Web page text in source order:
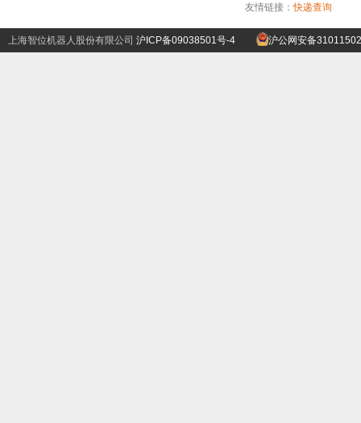
友情链接：快递查询
上海智位机器人股份有限公司 沪ICP备09038501号-4 沪公网安备